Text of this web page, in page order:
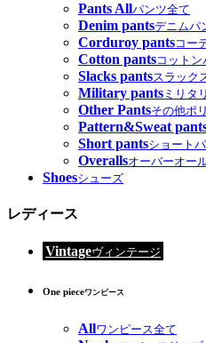
Pants Allパンツ全て
Denim pantsデニムパ
Corduroy pantsコー
Cotton pantsコットン
Slacks pantsスラック
Military pants ミリタ
Other Pantsその他ポ
Pattern&Sweat
Short pantsショート
Overallsオーバーオー
Shoesシューズ
レディース
Vintageヴィンテージ
One pieceワンピース
Allワンピース全て